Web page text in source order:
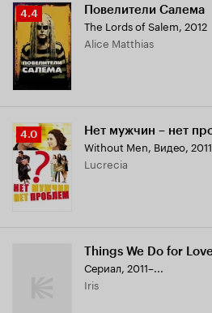
Рейтинг
Кинопоиска
4.4
4.4 Повелители Салема
The Lords of Salem, 2012
Alice Matthias
Рейтинг
Кинопоиска
4.0
4.0 Нет мужчин – нет
Without Men, Видео, 2011
Lucrecia
Things We Do for
Сериал, 2011–...
Iris